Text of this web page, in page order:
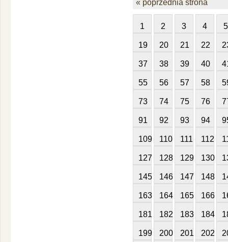
« poprzednia strona
1 2 3 4 5
19 20 21 22
37 38 39 40
55 56 57 58
73 74 75 76
91 92 93 94
109 110 111 112
127 128 129 130
145 146 147 148
163 164 165 166
181 182 183 184
199 200 201 202